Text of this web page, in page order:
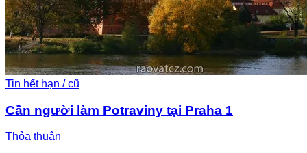
Tin hết hạn / cũ
Cần người làm Potraviny tại Praha 1
Thỏa thuận